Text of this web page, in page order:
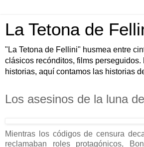
La Tetona de
"La Tetona de Fellini" husmea entre
clásicos recónditos, films perseguidos.
historias, aquí contamos las historias
Los asesinos de la luna
Mientras los códigos de censura
reclamaban roles protagónicos,